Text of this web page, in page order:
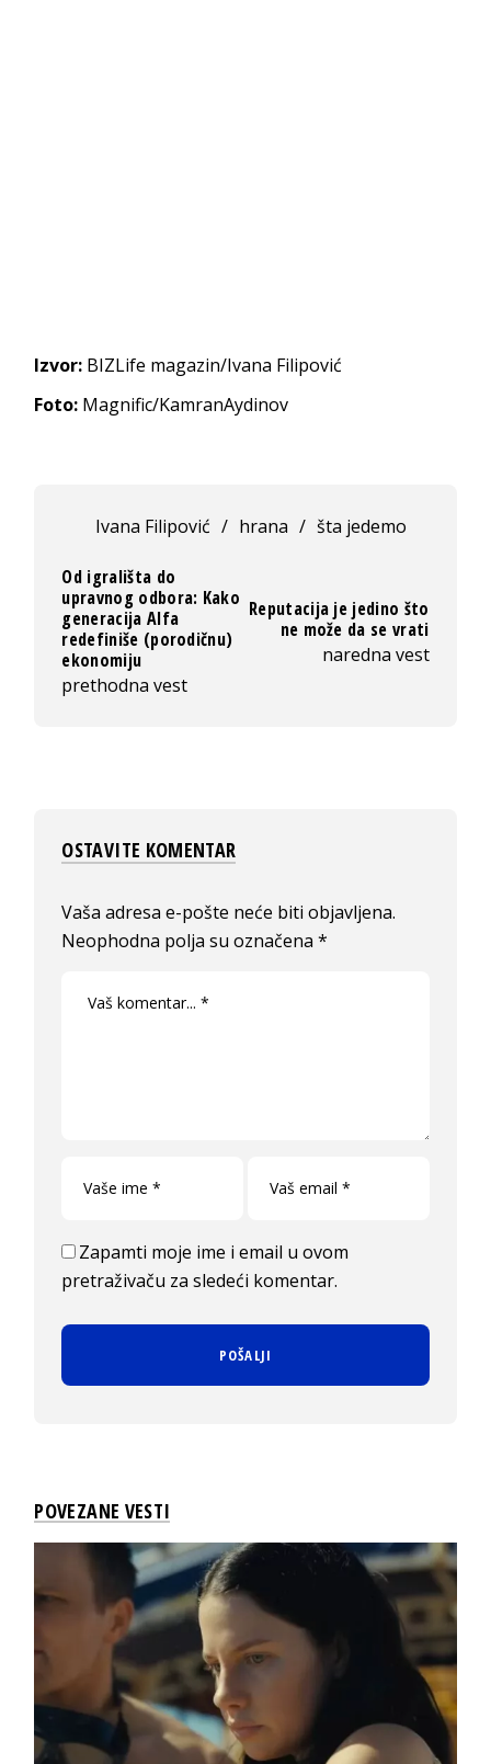
Izvor: BIZLife magazin/Ivana Filipović
Foto: Magnific/KamranAydinov
Ivana Filipović / hrana / šta jedemo
Od igrališta do
upravnog odbora: Kako
generacija Alfa
redefiniše (porodičnu)
ekonomiju
prethodna vest
Reputacija je jedino što
ne može da se vrati
naredna vest
OSTAVITE KOMENTAR
Vaša adresa e-pošte neće biti objavljena.
Neophodna polja su označena*
Zapamti moje ime i email u ovom
pretraživaču za sledeći komentar.
POVEZANE VESTI